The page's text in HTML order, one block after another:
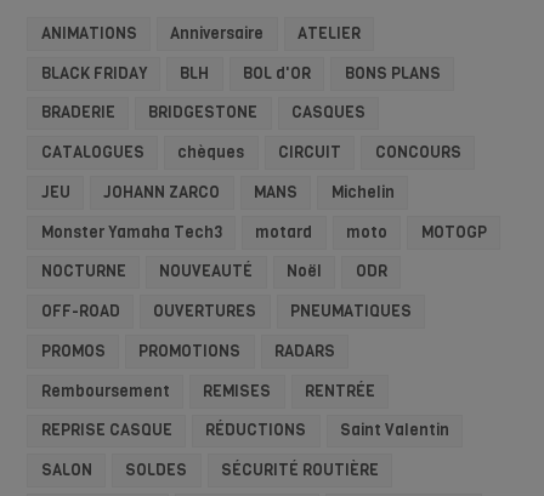
ANIMATIONS Anniversaire
ATELIER
BLACK FRIDAY
BLH BOL d'OR
BONS PLANS
BRADERIE
BRIDGESTONE
CASQUES
CATALOGUES
chèques CIRCUIT
CONCOURS
JEU
JOHANN ZARCO MANS
Michelin
Monster Yamaha Tech3
motard moto
MOTOGP
NOCTURNE
NOUVEAUTÉ Noël
ODR
OFF-ROAD
OUVERTURES
PNEUMATIQUES
PROMOS
PROMOTIONS
RADARS
Remboursement
REMISES
RENTRÉE
REPRISE CASQUE
RÉDUCTIONS
Saint Valentin
SALON
SOLDES
SÉCURITÉ ROUTIÈRE